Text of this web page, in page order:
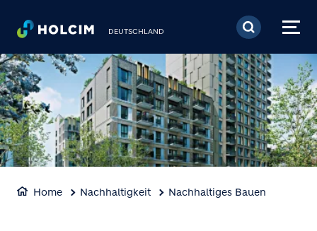
Direkt zum Inhalt
DEUTSCHLAND
Home Nachhaltigkeit Nachhaltiges Bauen